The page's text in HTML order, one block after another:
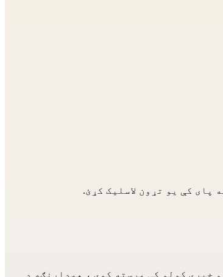
پای کې یو تړون لاسلیک کړئ.
خبرې کولو کې مرسته کوي ، همدارنګه د